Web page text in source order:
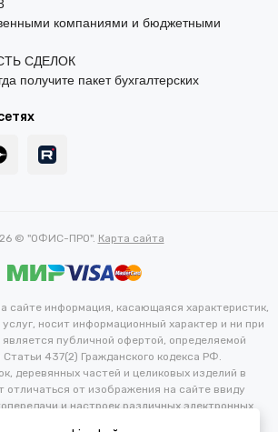
компаниями и бюджетными
СДЕЛОК
получите пакет бухгалтерских
© "ОФИС-ПРО". Карта сайта
сайте информация, касающаяся характеристик,
носит информационный характер и ни при
является публичной офертой, определяемой
437(2) Гражданского кодекса РФ.
деревянных частей и целиковых изделий в
отличаться от изображения на сайте ввиду
и настроек различных электронных